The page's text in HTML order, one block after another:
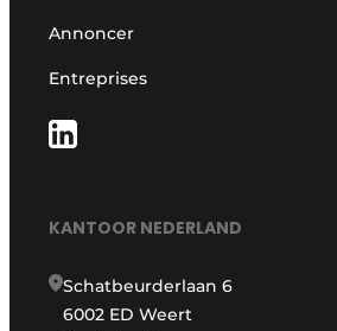
Annoncer
Entreprises
KANTOOR NEDERLAND
Schatbeurderlaan 6
6002 ED Weert